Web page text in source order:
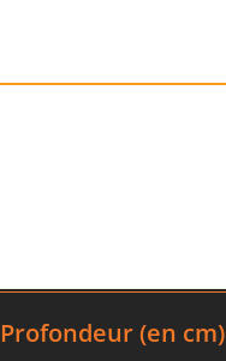
Profondeur (en cm)